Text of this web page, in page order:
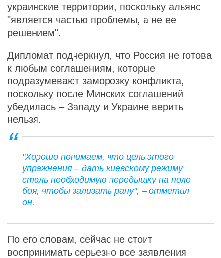
украинские территории, поскольку альянс
"является частью проблемы, а не ее
решением".
Дипломат подчеркнул, что Россия не готова
к любым соглашениям, которые
подразумевают заморозку конфликта,
поскольку после Минских соглашений
убедилась – Западу и Украине верить
нельзя.
"Хорошо понимаем, что цель этого
упражнения – дать киевскому режиму
столь необходимую передышку на поле
боя, чтобы зализать рану", – отметил
он.
По его словам, сейчас не стоит
воспринимать серьезно все заявления